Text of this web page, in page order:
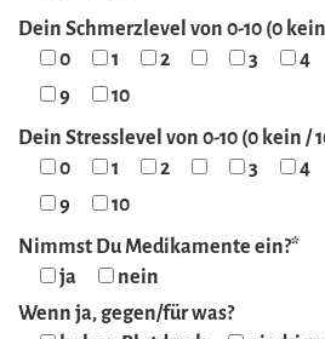
Dein Schmerzlevel von 0-10 (0
0
1 2 3 4
9
10
Dein Stresslevel von 0-10 (0 kein /
0
1 2 3 4
9
10
Nimmst Du Medikamente ein?*
ja
nein
Wenn ja, gegen/für was?